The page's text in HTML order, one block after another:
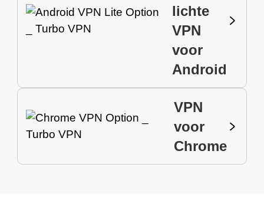
lichte
VPN
voor
Android
VPN
voor
Chrome